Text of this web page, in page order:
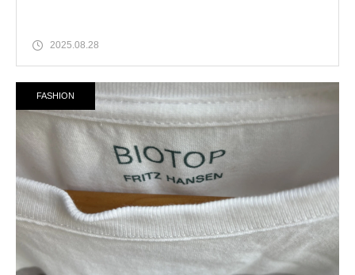
2025.08.28
FASHION